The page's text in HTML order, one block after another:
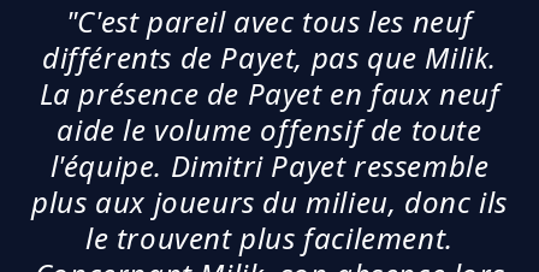
"C'est pareil avec tous les neuf
différents de Payet, pas que Milik.
La présence de Payet en faux neuf
aide le volume offensif de toute
l'équipe. Dimitri Payet ressemble
plus aux joueurs du milieu, donc ils
le trouvent plus facilement.